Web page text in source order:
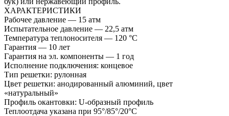
ХАРАКТЕРИСТИКИ
Рабочее давление — 15 атм
Испытательное давление — 22,5 атм
Температура теплоносителя — 120 °С
Гарантия — 10 лет
Гарантия на эл. компоненты — 1 год
Исполнение подключения: концевое
Тип решетки: рулонная
Цвет решетки: анодированный алюминий, цвет
«натуральный»
Профиль окантовки: U-образный профиль
Теплоотдача указана при 95°/85°/20°С